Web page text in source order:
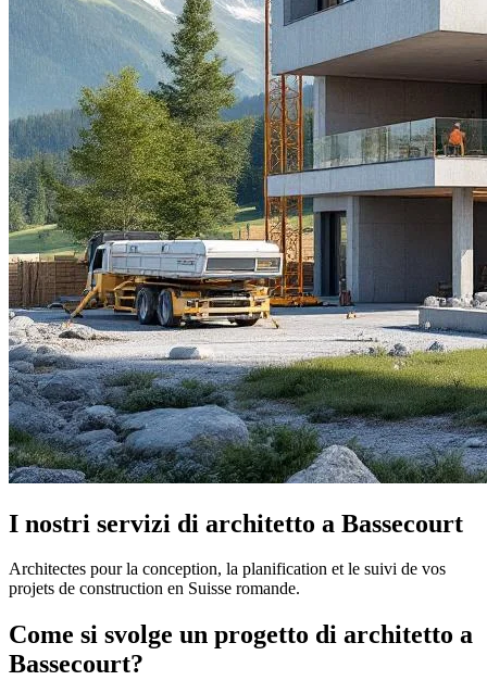
I nostri servizi di architetto a Bassecourt
Architectes pour la conception, la planification et le suivi de vos
projets de construction en Suisse romande.
Come si svolge un progetto di architetto a
Bassecourt?